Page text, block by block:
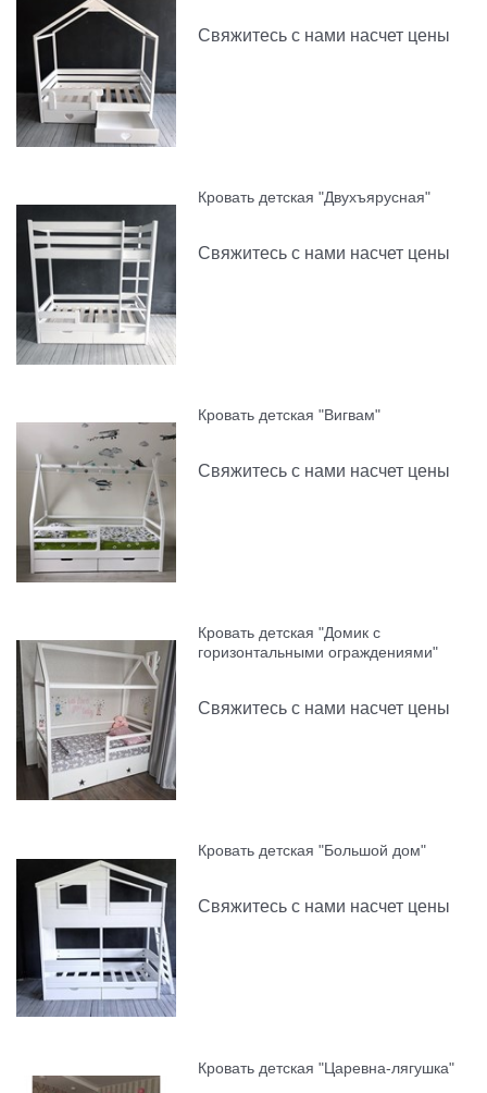
Свяжитесь с нами насчет цены
Кровать детская "Двухъярусная"
Свяжитесь с нами насчет цены
Кровать детская "Вигвам"
Свяжитесь с нами насчет цены
Кровать детская "Домик с
горизонтальными ограждениями"
Свяжитесь с нами насчет цены
Кровать детская "Большой дом"
Свяжитесь с нами насчет цены
Кровать детская "Царевна-лягушка"